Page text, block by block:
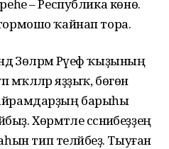
– Республика көнө.
ҡайнап тора.
Зөләрәм Рәүеф ҡыҙының
яҙҙыҡ, бөгөн
барыһы
Хөрмәтле сәсәниәбеҙҙең
тип теләйбеҙ. Тыуған